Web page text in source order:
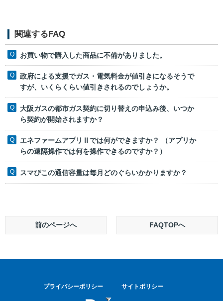
関連するFAQ
お買い物で購入した商品に不備がありました。
政府による支援でガス・電気料金が値引きになるそうで
すが、いくらくらい値引きされるのでしょうか。
大阪ガスの都市ガス契約に切り替えの申込み後、いつか
ら契約が開始されますか？
エネファームアプリⅡでは何ができますか？ （アプリか
らの遠隔操作では何を操作できるのですか？）
スマぴこの通信容量は毎月どのぐらいかかりますか？
前のページへ FAQTOPへ
プライバシーポリシー サイトポリシー